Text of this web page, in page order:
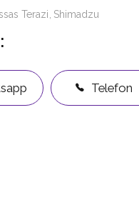
Terazi Shimadzu
Telefon